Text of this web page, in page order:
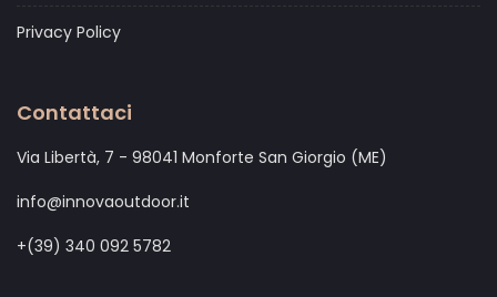
Privacy Policy
Contattaci
Via Libertà, 7 - 98041 Monforte San Giorgio (ME)
info@innovaoutdoor.it
+(39) 340 092 5782